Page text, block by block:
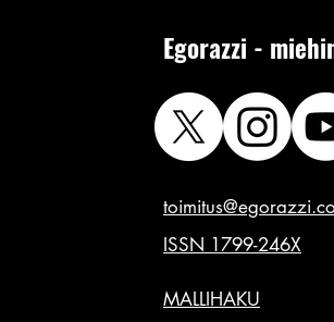
pitää huolen
kunnossa! ✪
Egorazzi -
ISSN 1799-246X
MALLIHAKU